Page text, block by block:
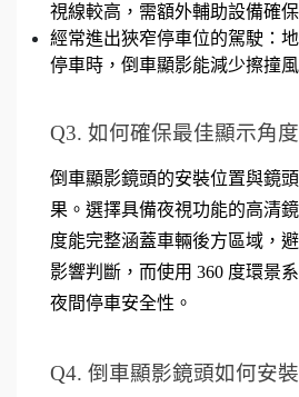
視線較高，需額外輔助設備確保
經常進出狹窄停車位的駕駛：
停車時，倒車顯影能減少擦撞風
Q3. 如何確保最佳顯示角
倒車顯影鏡頭的安裝位置與鏡
果。選擇具備夜視功能的高清
度能完整涵蓋車輛後方區域，
影響判斷，而使用 360 度環景
夜間停車安全性。
Q4. 倒車顯影鏡頭如何安